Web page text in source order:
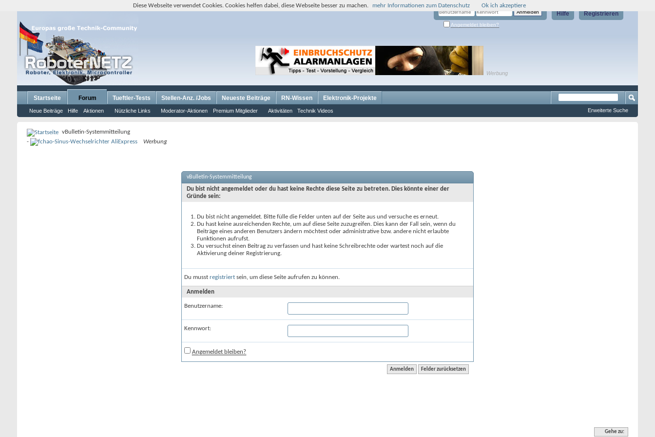
Registrieren
Hilfe
Angemeldet bleiben?
Werbung
Startseite Forum
Neue Beiträge Hilfe Aktionen Nützliche Links Moderator-Aktionen Premium Mitglieder Aktivitäten Technik Videos
Tueftler-Tests Stellen-Anz. /Jobs Neueste Beiträge RN-Wissen Elektronik-Projekte
Erweiterte Suche
vBulletin-Systemmitteilung
-
Werbung
vBulletin-Systemmitteilung
Du bist nicht angemeldet oder du hast keine Rechte diese Seite zu betreten. Dies könnte einer der
Gründe sein:
Du bist nicht angemeldet. Bitte fülle die Felder unten auf der Seite aus und versuche es erneut.
Du hast keine ausreichenden Rechte, um auf diese Seite zuzugreifen. Dies kann der Fall sein, wenn du
Beiträge eines anderen Benutzers ändern möchtest oder administrative bzw. andere nicht erlaubte
Funktionen aufrufst.
Du versuchst einen Beitrag zu verfassen und hast keine Schreibrechte oder wartest noch auf die
Aktivierung deiner Registrierung.
Du musst registriert sein, um diese Seite aufrufen zu können.
Anmelden
Benutzername:
Kennwort:
Angemeldet bleiben?
Gehe zu:
Diese Webseite verwendet Cookies. Cookies helfen dabei, diese Webseite besser zu machen. mehr Informationen zum Datenschutz Ok ich akzeptiere